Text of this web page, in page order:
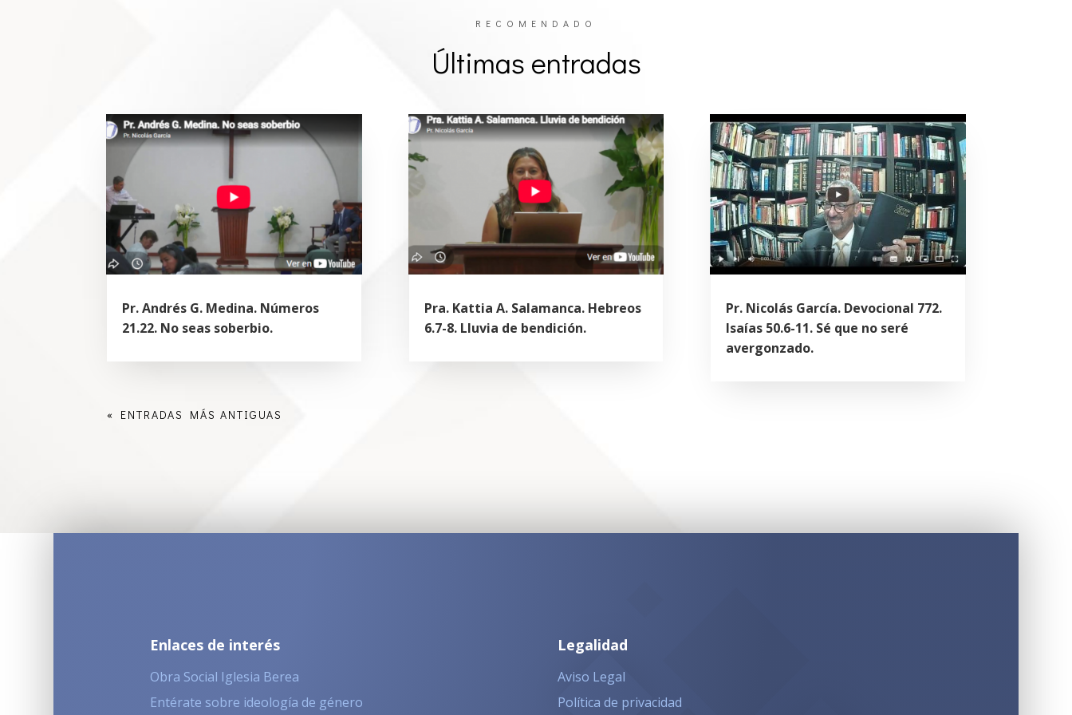
RECOMENDADO
Últimas entradas
Pr. Andrés G. Medina. Números
21.22. No seas soberbio.
Pra. Kattia A. Salamanca. Hebreos
6.7-8. Lluvia de bendición.
Pr. Nicolás García. Devocional 772.
Isaías 50.6-11. Sé que no seré
avergonzado.
« ENTRADAS MÁS ANTIGUAS
Enlaces de interés
Obra Social Iglesia Berea
Entérate sobre ideología de género
Legalidad
Aviso Legal
Política de privacidad